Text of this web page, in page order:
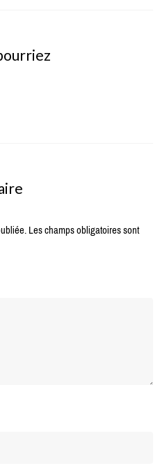
Les champs obligatoires sont